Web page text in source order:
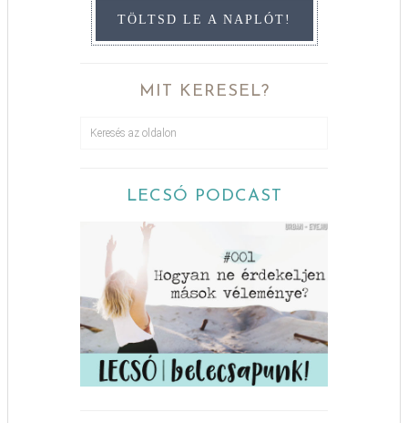
TÖLTSD LE A NAPLÓT!
MIT KERESEL?
LECSÓ PODCAST